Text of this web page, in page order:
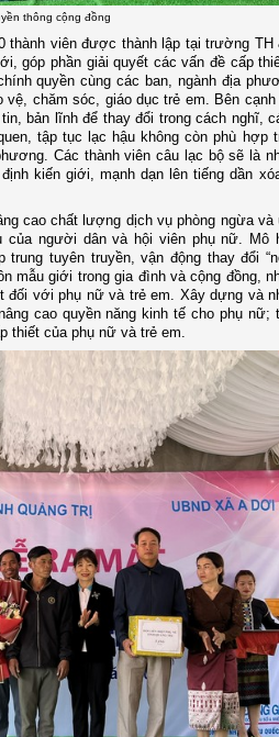
thông cộng đồng
thành viên được thành lập tại trường TH
góp phần giải quyết các vấn đề cấp
quyền cùng các ban, ngành địa
chăm sóc, giáo dục trẻ em. Bên cạnh
bản lĩnh để thay đổi trong cách nghĩ,
tập tục lạc hậu không còn phù hợp
Các thành viên câu lạc bộ sẽ là
kiến giới, mạnh dạn lên tiếng dần
cao chất lượng dịch vụ phòng ngừa và
người dân và hội viên phụ nữ. Mô
tuyên truyền, vận động thay đổi
mẫu giới trong gia đình và cộng đồng,
với phụ nữ và trẻ em. Xây dựng và
cao quyền năng kinh tế cho phụ nữ;
thiết của phụ nữ và trẻ em.